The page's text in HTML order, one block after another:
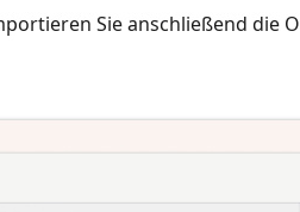
Sie anschließend die